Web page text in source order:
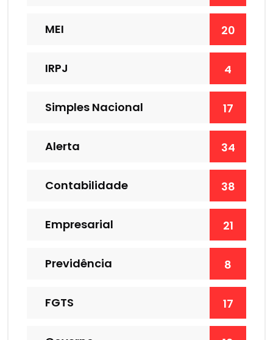
MEI 20
IRPJ 4
Simples Nacional 17
Alerta 34
Contabilidade 38
Empresarial 21
Previdência 8
FGTS 17